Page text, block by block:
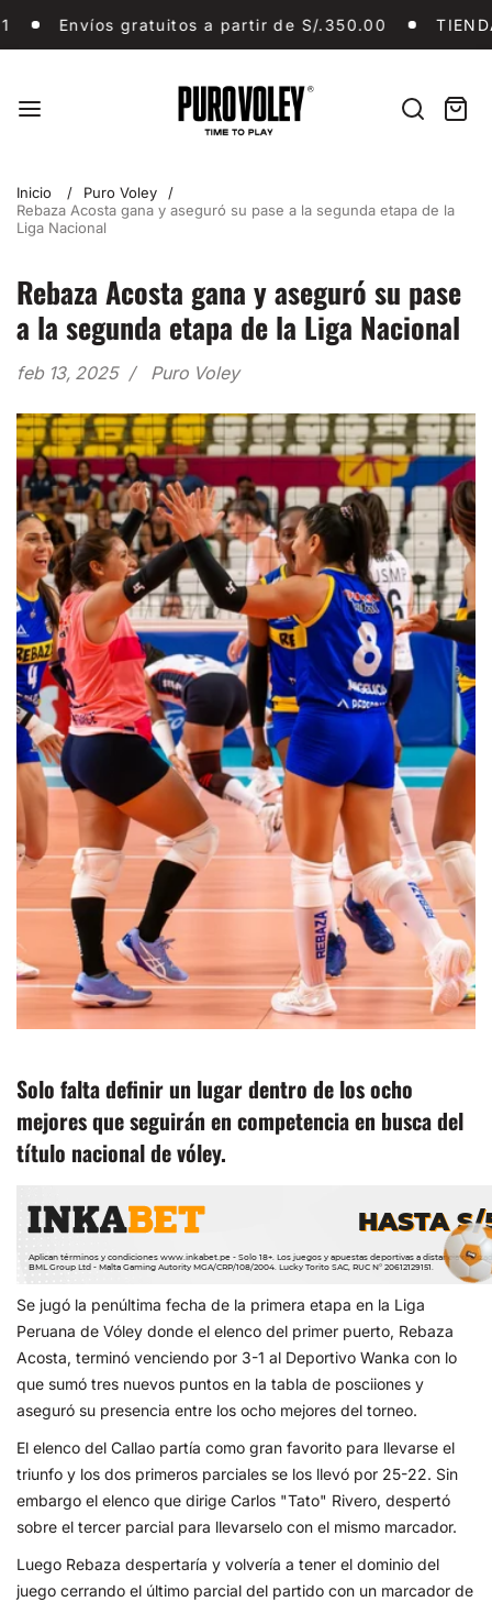
Envíos gratuitos a partir de S/.350.00 TIENDA,
Envíos gratuitos a partir de S/.350.00 TIENDA,
Buscar
Inicio
Puro Voley
Rebaza Acosta gana y aseguró su pase a la segunda etapa de la
Liga Nacional
Rebaza Acosta gana y aseguró su pase
a la segunda etapa de la Liga Nacional
feb 13, 2025 Puro Voley
Solo falta definir un lugar dentro de los ocho
mejores que seguirán en competencia en busca del
título nacional de vóley.
Se jugó la penúltima fecha de la primera etapa en la Liga
Peruana de Vóley donde el elenco del primer puerto, Rebaza
Acosta, terminó venciendo por 3-1 al Deportivo Wanka con lo
que sumó tres nuevos puntos en la tabla de posciiones y
aseguró su presencia entre los ocho mejores del torneo.
El elenco del Callao partía como gran favorito para llevarse el
triunfo y los dos primeros parciales se los llevó por 25-22. Sin
embargo el elenco que dirige Carlos "Tato" Rivero, despertó
sobre el tercer parcial para llevarselo con el mismo marcador.
Luego Rebaza despertaría y volvería a tener el dominio del
juego cerrando el último parcial del partido con un marcador de